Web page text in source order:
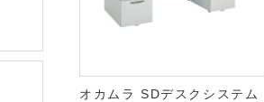
オカムラ SDデスクシステム